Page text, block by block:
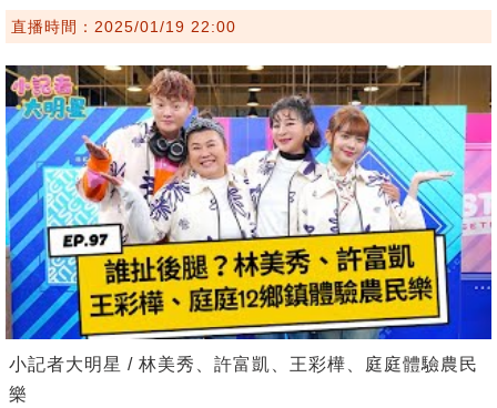
直播時間：2025/01/19 22:00
小記者大明星 / 林美秀、許富凱、王彩樺、庭庭體驗農民
樂